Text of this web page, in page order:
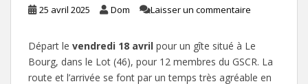
25 avril 2025 Dom Laisser un commentaire
Départ le vendredi 18 avril pour un gîte situé à Le
Bourg, dans le Lot (46), pour 12 membres du GSCR. La
route et l’arrivée se font par un temps très agréable en